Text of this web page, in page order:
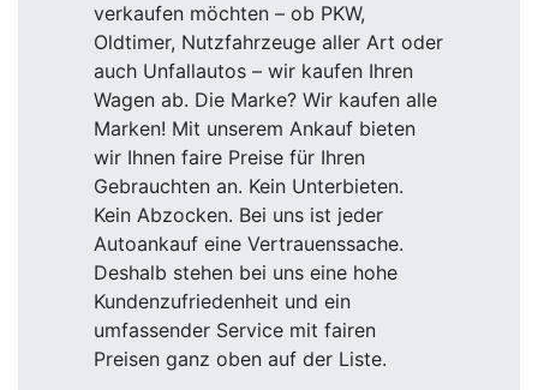
verkaufen möchten – ob PKW,
Oldtimer, Nutzfahrzeuge aller Art oder
auch Unfallautos – wir kaufen Ihren
Wagen ab. Die Marke? Wir kaufen alle
Marken! Mit unserem Ankauf bieten
wir Ihnen faire Preise für Ihren
Gebrauchten an. Kein Unterbieten.
Kein Abzocken. Bei uns ist jeder
Autoankauf eine Vertrauenssache.
Deshalb stehen bei uns eine hohe
Kundenzufriedenheit und ein
umfassender Service mit fairen
Preisen ganz oben auf der Liste.